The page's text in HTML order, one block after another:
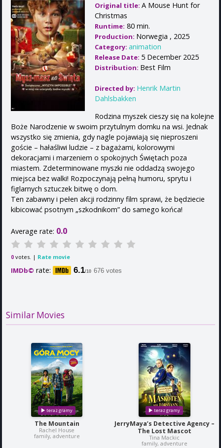
Original title: A Mouse Hunt for
Christmas
Runtime: 80 min.
Production: Norwegia , 2025
Category: animation
Release Date: 5 December 2025
Distribution: Best Film
Directed by: Henrik Martin
Dahlsbakken
Rodzina myszek cieszy się na kolejne
Boże Narodzenie w swoim przytulnym domku na wsi. Jednak
wszystko się zmienia, gdy nagle pojawiają się nieproszeni
goście – hałaśliwi ludzie – z bagażami, kolorowymi
dekoracjami i marzeniem o spokojnych Świętach poza
miastem. Zdeterminowane myszki nie oddadzą swojego
miejsca bez walki! Rozpoczynają pełną humoru, sprytu i
figlarnych sztuczek bitwę o dom.
Ten zabawny i pełen akcji rodzinny film sprawi, że będziecie
kibicować psotnym „szkodnikom” do samego końca!
Average rate: 0.0
0 votes. | Rate movie
IMDb© rate: 6.1/10 676 votes
Similar Movies
The Mountain
Rachel House
family, adventure
JerryMaya’s Detective Agency –
The Lost Mascot
Tina Mackic
family, adventure